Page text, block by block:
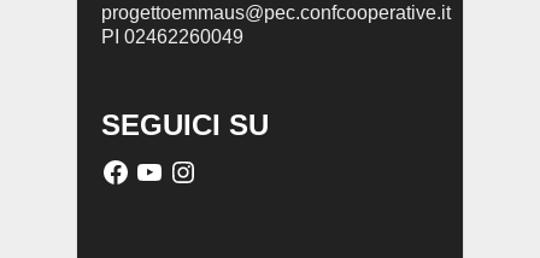
progettoemmaus@pec.confcooperative.it
PI 02462260049
SEGUICI SU